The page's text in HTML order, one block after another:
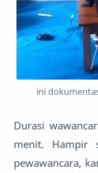
ini
Durasi
menit. Hampir
pewawancara,